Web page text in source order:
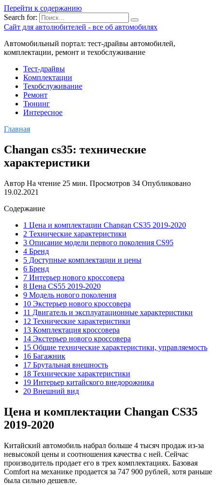
Перейти к содержанию
Search for:
Сайт для автолюбителей - все об автомобилях
Автомобильный портал: тест-драйвы автомобилей,
комплектации, ремонт и техобслуживание
Тест-драйвы
Комплектации
Техобслуживание
Ремонт
Тюнинг
Интересное
Главная
Changan cs35: технические
характеристики
Автор На чтение 25 мин. Просмотров 34 Опубликовано
19.02.2021
Содержание
1 Цена и комплектации Changan CS35 2019-2020
2 Технические характеристики
3 Описание модели первого поколения CS95
4 Бренд
5 Доступные комплектации и цены
6 Бренд
7 Интерьер нового кроссовера
8 Цена CS55 2019-2020
9 Модель нового поколения
10 Экстерьер нового кроссовера
11 Двигатель и эксплуатационные характеристики
12 Технические характеристики
13 Комплектация кроссовера
14 Экстерьер нового кроссовера
15 Общие технические характеристики, управляемость
16 Багажник
17 Брутальная внешность
18 Технические характеристики
19 Интерьер китайского внедорожника
20 Внешний вид
Цена и комплектации Changan CS35
2019-2020
Китайский автомобиль набрал больше 4 тысяч продаж из-за
невысокой цены и соотношения качества с ней. Сейчас
производитель продает его в трех комплектациях. Базовая
Comfort на механике продается за 747 900 рублей, хотя раньше
была сильно дешевле.